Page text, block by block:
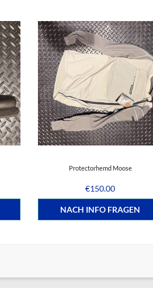
Protectorhemd Moose
€150.00
NACH INFO FRAGEN